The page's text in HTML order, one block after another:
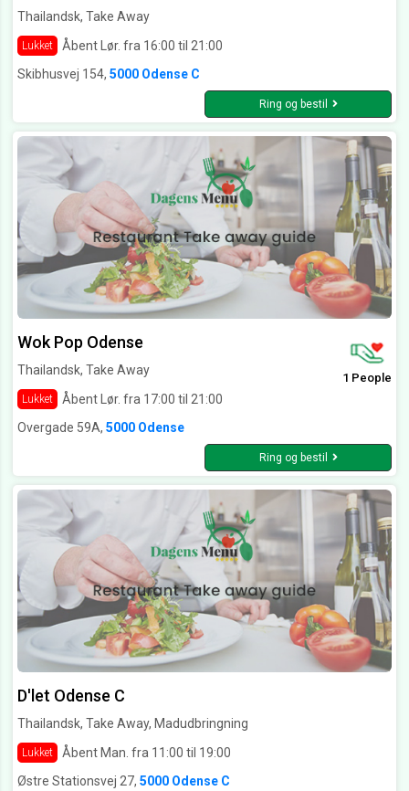
Thailandsk, Take Away
Lukket
Åbent Lør. fra 16:00 til 21:00
Skibhusvej 154, 5000 Odense C
Ring og bestil
Wok Pop Odense
Thailandsk, Take Away
Lukket Åbent Lør. fra 17:00 til 21:00
1 People
Overgade 59A, 5000 Odense
Ring og bestil
D'let Odense C
Thailandsk, Take Away, Madudbringning
Lukket
Åbent Man. fra 11:00 til 19:00
Østre Stationsvej 27, 5000 Odense C